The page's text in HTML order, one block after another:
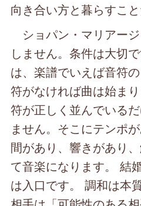
向き合い方と暮らすこ
ショパン・マリアー
しません。条件は大切
は、楽譜でいえば音符
符がなければ曲は始ま
符が正しく並んでいる
ません。そこにテンポ
間があり、響きがあり
て音楽になります。 結
は入口です。 調和は本